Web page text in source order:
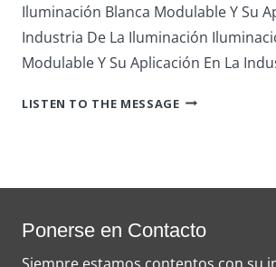
Iluminación Blanca Modulable Y Su
Industria De La Iluminación
Modulable Y Su Aplicación En La
LISTEN TO THE MESSAGEILUMINACIÓN
EN
Ponerse en Contacto